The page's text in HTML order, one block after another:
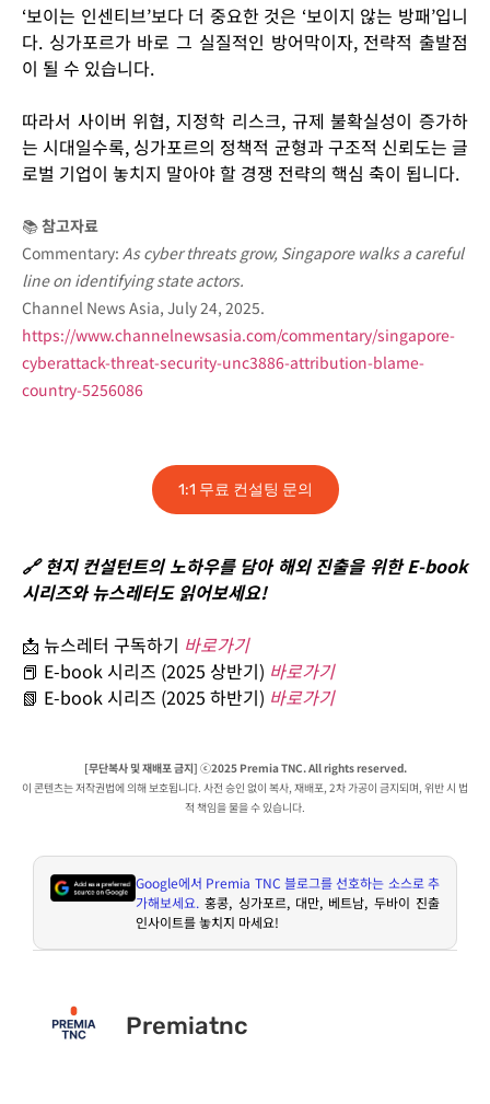
‘보이는 인센티브’보다 더 중요한 것은 ‘보이지 않는 방패’입니
다. 싱가포르가 바로 그 실질적인 방어막이자, 전략적 출발점
이 될 수 있습니다.
따라서 사이버 위협, 지정학 리스크, 규제 불확실성이 증가하
는 시대일수록, 싱가포르의 정책적 균형과 구조적 신뢰도는 글
로벌 기업이 놓치지 말아야 할 경쟁 전략의 핵심 축이 됩니다.
📚참고자료
Commentary: As cyber threats grow, Singapore walks a careful
line on identifying state actors.
Channel News Asia, July 24, 2025.
https://www.channelnewsasia.com/commentary/singapore-
cyberattack-threat-security-unc3886-attribution-blame-
country-5256086
1:1 무료 컨설팅 문의
🔗 현지 컨설턴트의 노하우를 담아 해외 진출을 위한 E-book
시리즈와 뉴스레터도 읽어보세요!
📩 뉴스레터 구독하기 바로가기
📕 E-book 시리즈 (2025 상반기) 바로가기
📗 E-book 시리즈 (2025 하반기) 바로가기
[무단복사 및 재배포 금지] ⓒ2025 Premia TNC. All rights reserved.
이 콘텐츠는 저작권법에 의해 보호됩니다. 사전 승인 없이 복사, 재배포, 2차 가공이 금지되며, 위반 시 법
적 책임을 물을 수 있습니다.
Google에서 Premia TNC블로그를 선호하는 소스로 추
가해보세요. 홍콩, 싱가포르, 대만, 베트남, 두바이 진출
인사이트를 놓치지 마세요!
Premiatnc